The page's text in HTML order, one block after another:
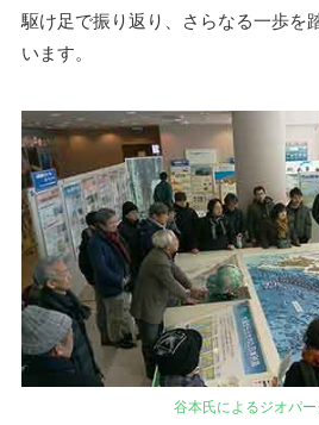
駆け足で振り返り、さらなる一歩を
います。
谷本氏によるジオパ